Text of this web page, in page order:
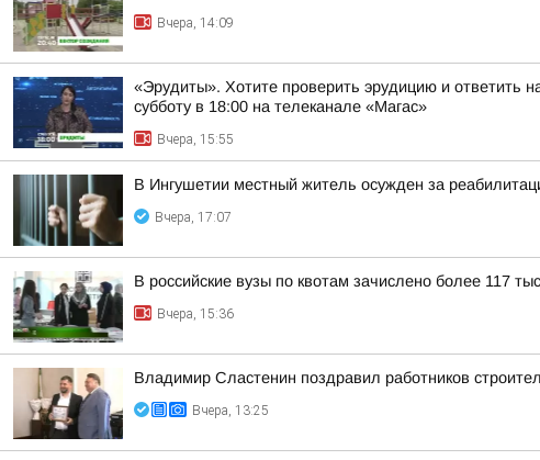
Вчера, 14:09
«Эрудиты». Хотите проверить эрудицию и ответить
субботу в 18:00 на телеканале «Магас»
Вчера, 15:55
В Ингушетии местный житель осужден за
Вчера, 17:07
В российские вузы по квотам зачислено более 117
Вчера, 15:36
Владимир Сластенин поздравил работников
Вчера, 13:25